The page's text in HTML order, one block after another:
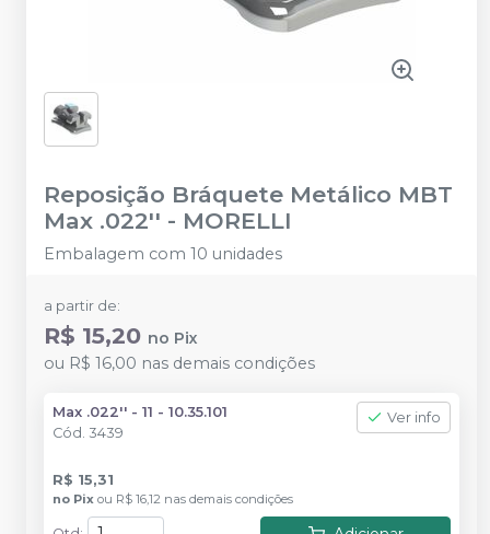
Reposição Bráquete Metálico MBT
Max .022'' - MORELLI
Embalagem com 10 unidades
a partir de:
R$ 15,20 no Pix
ou R$ 16,00 nas demais condições
Max .022'' - 11 - 10.35.101
Cód. 3439
Ver info
R$ 15,31
no Pix ou R$ 16,12 nas demais condições